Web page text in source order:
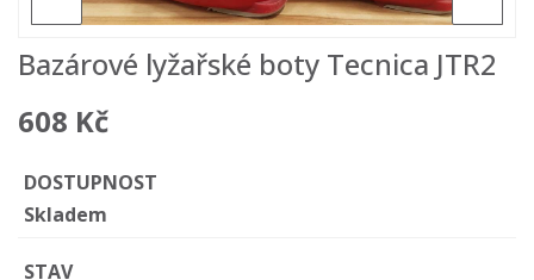
Bazárové lyžařské boty Tecnica JTR2
608 Kč
DOSTUPNOST
Skladem
STAV